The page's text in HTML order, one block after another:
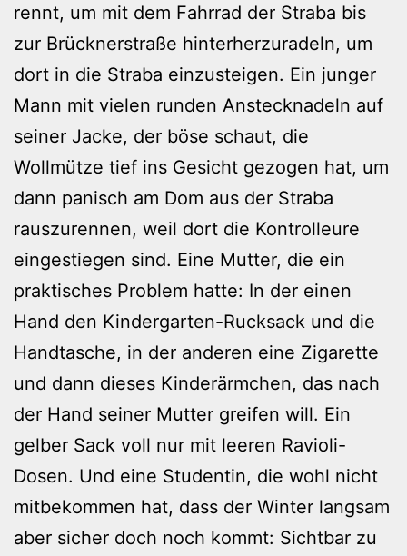
rennt, um mit dem Fahrrad der Straba bis
zur Brücknerstraße hinterherzuradeln, um
dort in die Straba einzusteigen. Ein junger
Mann mit vielen runden Anstecknadeln auf
seiner Jacke, der böse schaut, die
Wollmütze tief ins Gesicht gezogen hat, um
dann panisch am Dom aus der Straba
rauszurennen, weil dort die Kontrolleure
eingestiegen sind. Eine Mutter, die ein
praktisches Problem hatte: In der einen
Hand den Kindergarten-Rucksack und die
Handtasche, in der anderen eine Zigarette
und dann dieses Kinderärmchen, das nach
der Hand seiner Mutter greifen will. Ein
gelber Sack voll nur mit leeren Ravioli-
Dosen. Und eine Studentin, die wohl nicht
mitbekommen hat, dass der Winter langsam
aber sicher doch noch kommt: Sichtbar zu